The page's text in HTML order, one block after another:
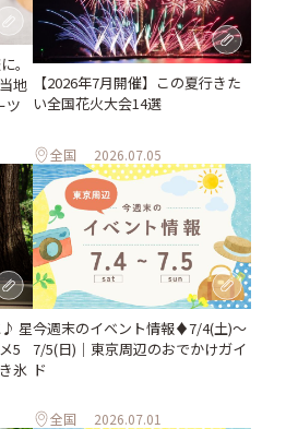
。
地
ツ
【2026年7月開催】この夏行きた
い全国花火大会14選
全国 2026.07.05
♪ 星
5
氷
今週末のイベント情報♦︎7/4(土)〜
7/5(日)｜東京周辺のおでかけガイ
ド
全国 2026.07.01